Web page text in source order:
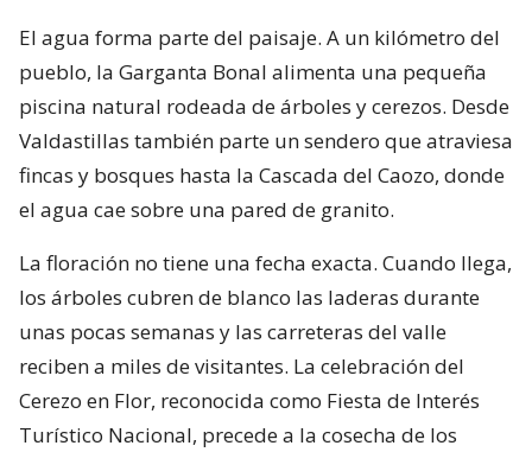
El agua forma parte del paisaje. A un kilómetro del
pueblo, la Garganta Bonal alimenta una pequeña
piscina natural rodeada de árboles y cerezos. Desde
Valdastillas también parte un sendero que atraviesa
fincas y bosques hasta la Cascada del Caozo, donde
el agua cae sobre una pared de granito.
La floración no tiene una fecha exacta. Cuando llega,
los árboles cubren de blanco las laderas durante
unas pocas semanas y las carreteras del valle
reciben a miles de visitantes. La celebración del
Cerezo en Flor, reconocida como Fiesta de Interés
Turístico Nacional, precede a la cosecha de los